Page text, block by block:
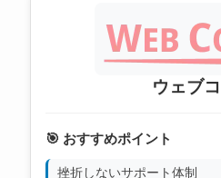
ウェブ
🎯 おすすめポイント
挫折しないサポート体制